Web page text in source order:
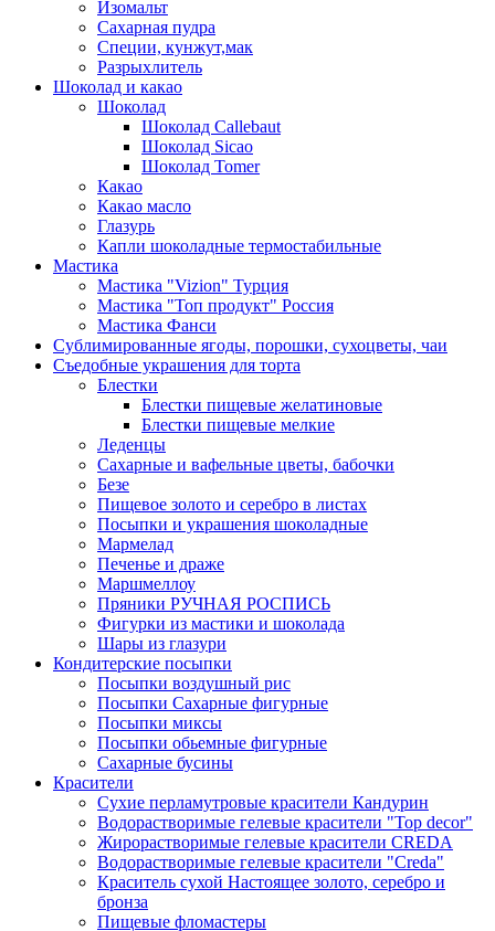
Изомальт
Сахарная пудра
Специи, кунжут,мак
Разрыхлитель
Шоколад и какао
Шоколад
Шоколад Callebaut
Шоколад Sicao
Шоколад Tomer
Какао
Какао масло
Глазурь
Капли шоколадные термостабильные
Мастика
Мастика "Vizion" Турция
Мастика "Топ продукт" Россия
Мастика Фанси
Сублимированные ягоды, порошки, сухоцветы, чаи
Съедобные украшения для торта
Блестки
Блестки пищевые желатиновые
Блестки пищевые мелкие
Леденцы
Сахарные и вафельные цветы, бабочки
Безе
Пищевое золото и серебро в листах
Посыпки и украшения шоколадные
Мармелад
Печенье и драже
Маршмеллоу
Пряники РУЧНАЯ РОСПИСЬ
Фигурки из мастики и шоколада
Шары из глазури
Кондитерские посыпки
Посыпки воздушный рис
Посыпки Сахарные фигурные
Посыпки миксы
Посыпки обьемные фигурные
Сахарные бусины
Красители
Сухие перламутровые красители Кандурин
Водорастворимые гелевые красители "Top decor"
Жирорастворимые гелевые красители CREDA
Водорастворимые гелевые красители "Creda"
Краситель сухой Настоящее золото, серебро и
бронза
Пищевые фломастеры